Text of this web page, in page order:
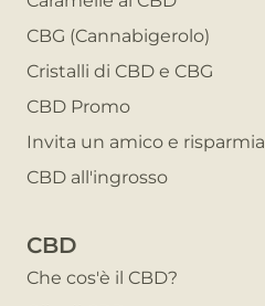
CBG (Cannabigerolo)
Cristalli di CBD e CBG
CBD Promo
Invita un amico e risparmia
CBD all'ingrosso
CBD
Che cos'è il CBD?